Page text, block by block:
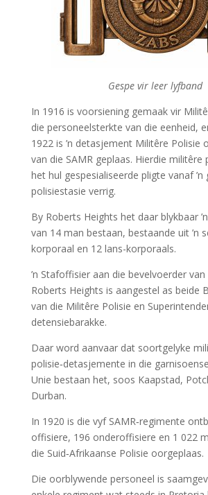
Gespe vir leer lyfband
In 1916 is voorsiening gemaak vir
die personeelsterkte van die eenheid,
1922 is ’n detasjement Militêre Polisie
van die SAMR geplaas. Hierdie militêre
het hul gespesialiseerde pligte vanaf ’n
polisiestasie verrig.
By Roberts Heights het daar blykbaar
van 14 man bestaan, bestaande uit ’n
korporaal en 12 lans-korporaals.
’n Stafoffisier aan die bevelvoerder
Roberts Heights is aangestel as beide
van die Militêre Polisie en
detensiebarakke.
Daar word aanvaar dat soortgelyke
polisie‑detasjemente in die
Unie bestaan het, soos Kaapstad,
Durban.
In 1920 is die vyf SAMR‑regimente
offisiere, 196 onderoffisiere en 1 022
die Suid‑Afrikaanse Polisie oorgeplaas.
Die oorblywende personeel is